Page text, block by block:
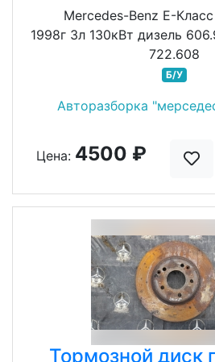
Mercedes-Benz E-
1998г 3л 130кВт дизель
722.608
Б/У
Авторазборка
Цена: 4500 ₽
Тормозной диск